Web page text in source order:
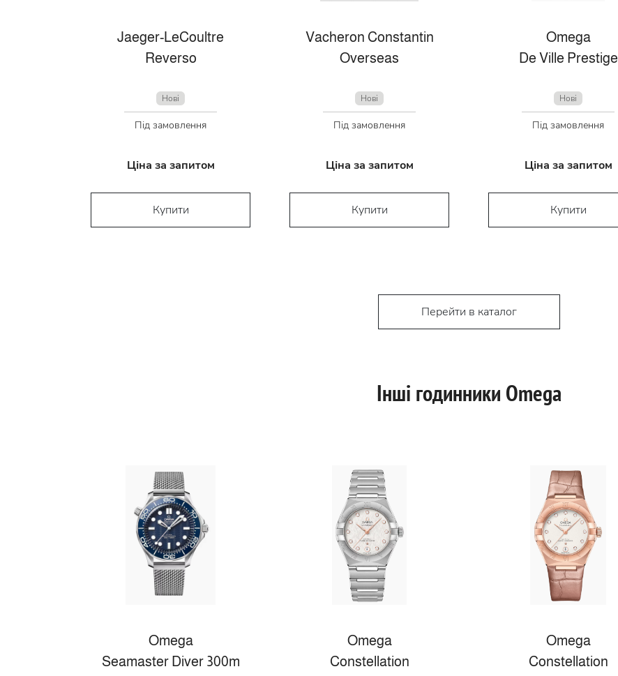
Jaeger-LeCoultre
Reverso
Нові
Під замовлення
Ціна за запитом
Купити
Vacheron Constantin
Overseas
Нові
Під замовлення
Ціна за запитом
Купити
Omega
De Ville Prestige
Нові
Під замовлення
Ціна за запитом
Купити
Перейти в каталог
Інші годинники Omega
Omega
Seamaster Diver 300m
Omega
Constellation
Omega
Constellation